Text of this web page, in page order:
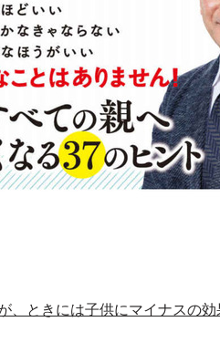
、ときには子供にマイナスの